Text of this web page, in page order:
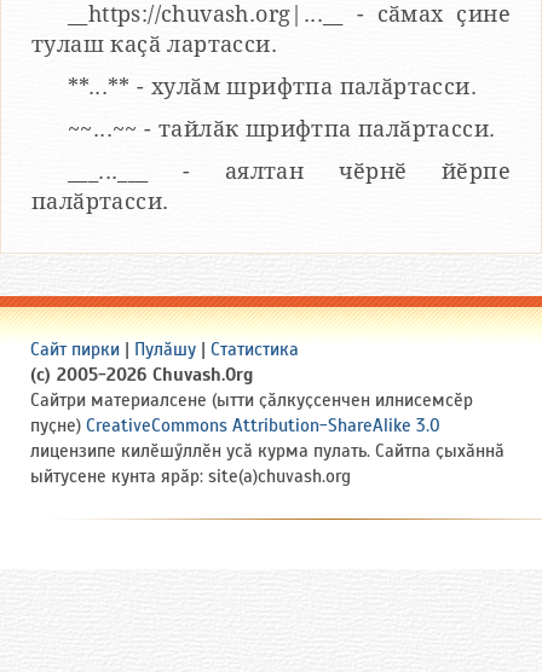
__https://chuvash.org|...__ - сӑмах ҫине
тулаш каҫӑ лартасси.
**...** - хулӑм шрифтпа палӑртасси.
~~...~~ - тайлӑк шрифтпа палӑртасси.
___...___ - аялтан чӗрнӗ йӗрпе
палӑртасси.
Сайт пирки | Пулӑшу | Статистика
(c) 2005-2026 Chuvash.Org
Сайтри материалсене (ытти ҫӑлкуҫсенчен илнисемсӗр
пуҫне) CreativeCommons Attribution-ShareAlike 3.0
лицензипе килӗшӳллӗн усӑ курма пулать. Сайтпа ҫыхӑннӑ
ыйтусене кунта ярӑр: site(a)chuvash.org